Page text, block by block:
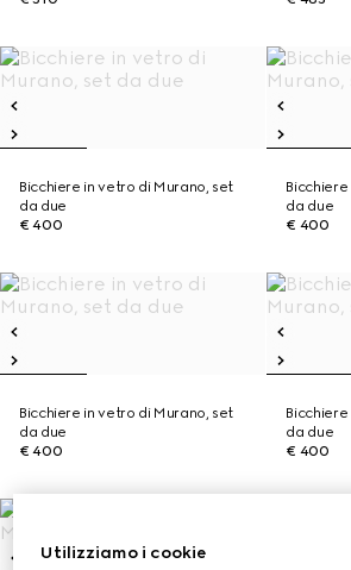
Bicchiere in vetro di Murano, set
da due
€ 400
da due
€ 400
Bicchiere in vetro di Murano, set
da due
€ 400
da due
€ 400
Utilizziamo i cookie